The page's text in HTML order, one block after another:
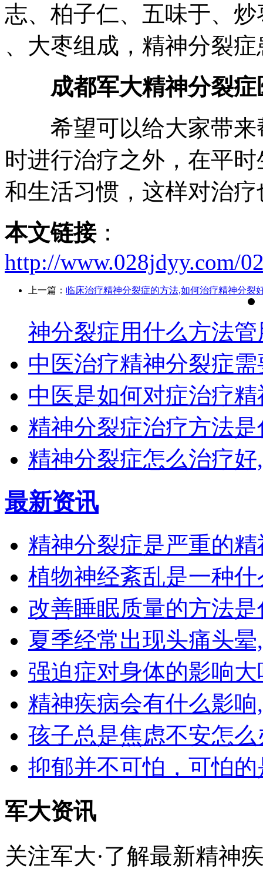
志、柏子仁、五味于、
、大枣组成，精神分裂
成都军大精神分裂
希望可以给大家带来
时进行治疗之外，在平
和生活习惯，这样对治
本文链接：
http://www.028jdyy.com/
上一篇： 临床治疗精神分裂症的方法,如何治疗精神分裂
神分裂症用什么方法管
中医治疗精神分裂症
中医是如何对症治疗
精神分裂症治疗方法
精神分裂症怎么治疗
最新资讯
精神分裂症是严重的
植物神经紊乱是一种
改善睡眠质量的方法
夏季经常出现头痛头
强迫症对身体的影响
精神疾病会有什么影
孩子总是焦虑不安怎
抑郁并不可怕，可怕
军大资讯
关注军大·了解最新精神